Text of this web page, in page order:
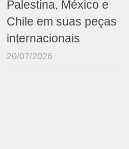
Palestina, México e
Chile em suas peças
internacionais
20/07/2026